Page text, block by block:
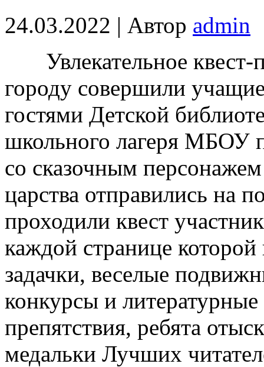
24.03.2022 | Автор admin
Увлекательное квест-
городу совершили
гостями Детской
школьного лагеря МБОУ
со сказочным
царства отправились на
проходили квест
каждой странице
задачки, веселые
конкурсы и
препятствия, ребята
медальки Лучших